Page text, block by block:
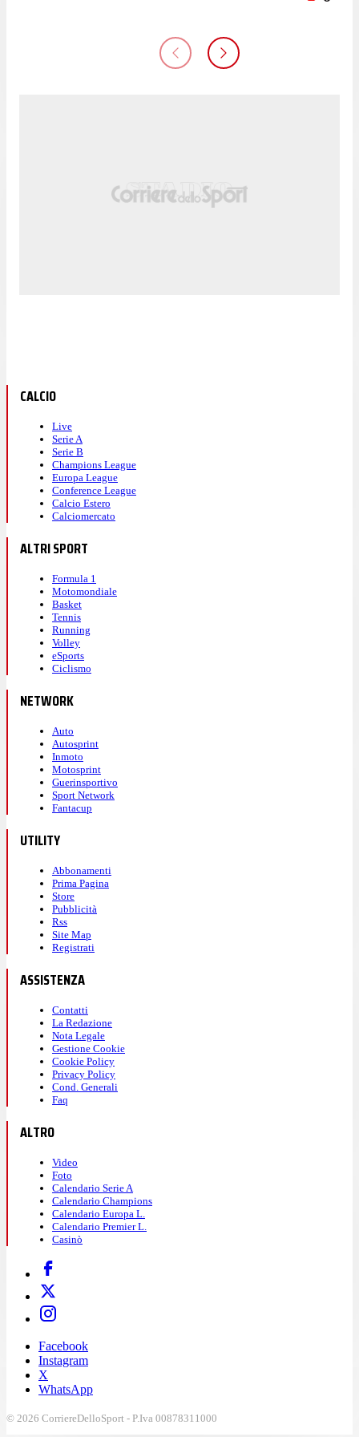
CALCIO
Live
Serie A
Serie B
Champions League
Europa League
Conference League
Calcio Estero
Calciomercato
ALTRI SPORT
Formula 1
Motomondiale
Basket
Tennis
Running
Volley
eSports
Ciclismo
NETWORK
Auto
Autosprint
Inmoto
Motosprint
Guerinsportivo
Sport Network
Fantacup
UTILITY
Abbonamenti
Prima Pagina
Store
Pubblicità
Rss
Site Map
Registrati
ASSISTENZA
Contatti
La Redazione
Nota Legale
Gestione Cookie
Cookie Policy
Privacy Policy
Cond. Generali
Faq
ALTRO
Video
Foto
Calendario Serie A
Calendario Champions
Calendario Europa L.
Calendario Premier L.
Casinò
Facebook
Instagram
X
WhatsApp
© 2026 CorriereDelloSport - P.Iva 00878311000